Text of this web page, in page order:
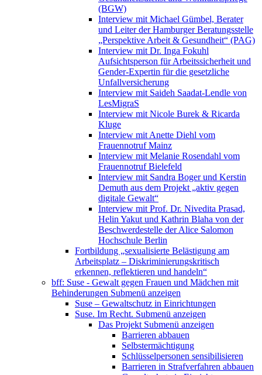
(BGW)
Interview mit Michael Gümbel, Berater
und Leiter der Hamburger Beratungsstelle
„Perspektive Arbeit & Gesundheit“ (PAG)
Interview mit Dr. Inga Fokuhl
Aufsichtsperson für Arbeitssicherheit und
Gender-Expertin für die gesetzliche
Unfallversicherung
Interview mit Saideh Saadat-Lendle von
LesMigraS
Interview mit Nicole Burek & Ricarda
Kluge
Interview mit Anette Diehl vom
Frauennotruf Mainz
Interview mit Melanie Rosendahl vom
Frauennotruf Bielefeld
Interview mit Sandra Boger und Kerstin
Demuth aus dem Projekt „aktiv gegen
digitale Gewalt“
Interview mit Prof. Dr. Nivedita Prasad,
Helin Yakut und Kathrin Blaha von der
Beschwerdestelle der Alice Salomon
Hochschule Berlin
Fortbildung „sexualisierte Belästigung am
Arbeitsplatz – Diskriminierungskritisch
erkennen, reflektieren und handeln“
bff: Suse - Gewalt gegen Frauen und Mädchen mit
Behinderungen Submenü anzeigen
Suse – Gewaltschutz in Einrichtungen
Suse. Im Recht. Submenü anzeigen
Das Projekt Submenü anzeigen
Barrieren abbauen
Selbstermächtigung
Schlüsselpersonen sensibilisieren
Barrieren in Strafverfahren abbauen